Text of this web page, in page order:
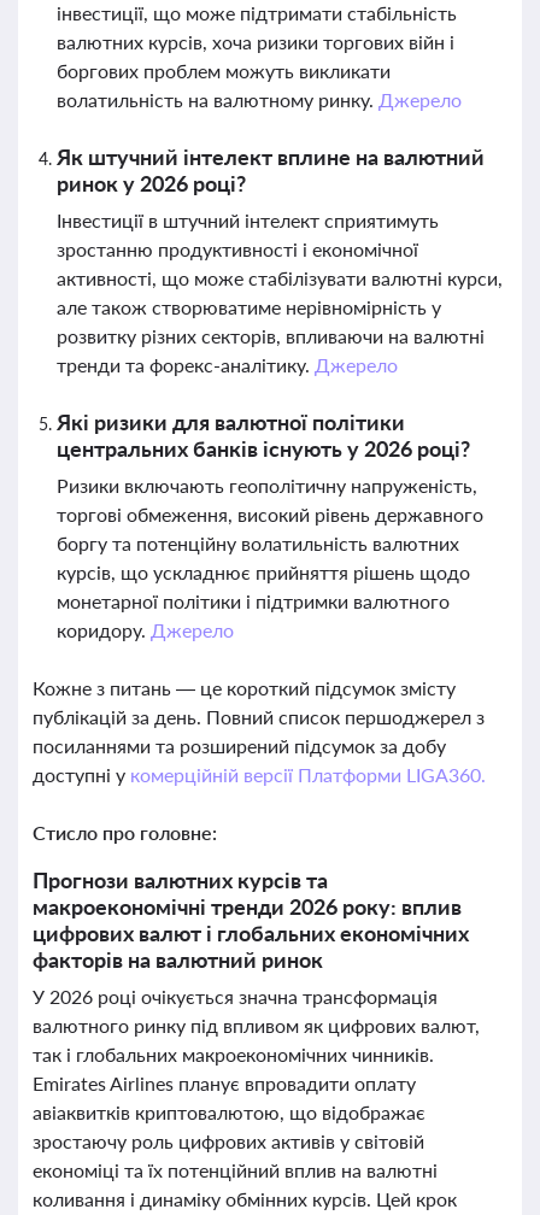
інвестиції, що може підтримати стабільність
валютних курсів, хоча ризики торгових війн і
боргових проблем можуть викликати
волатильність на валютному ринку. Джерело
Як штучний інтелект вплине на валютний
ринок у 2026 році?
Інвестиції в штучний інтелект сприятимуть
зростанню продуктивності і економічної
активності, що може стабілізувати валютні курси,
але також створюватиме нерівномірність у
розвитку різних секторів, впливаючи на валютні
тренди та форекс-аналітику. Джерело
Які ризики для валютної політики
центральних банків існують у 2026 році?
Ризики включають геополітичну напруженість,
торгові обмеження, високий рівень державного
боргу та потенційну волатильність валютних
курсів, що ускладнює прийняття рішень щодо
монетарної політики і підтримки валютного
коридору. Джерело
Кожне з питань — це короткий підсумок змісту
публікацій за день. Повний список першоджерел з
посиланнями та розширений підсумок за добу
доступні у комерційній версії Платформи LIGA360.
Стисло про головне:
Прогнози валютних курсів та
макроекономічні тренди 2026 року: вплив
цифрових валют і глобальних економічних
факторів на валютний ринок
У 2026 році очікується значна трансформація
валютного ринку під впливом як цифрових валют,
так і глобальних макроекономічних чинників.
Emirates Airlines планує впровадити оплату
авіаквитків криптовалютою, що відображає
зростаючу роль цифрових активів у світовій
економіці та їх потенційний вплив на валютні
коливання і динаміку обмінних курсів. Цей крок